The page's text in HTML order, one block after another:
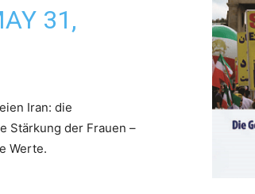
31,
Iran: die
Stärkung der Frauen –
Werte.